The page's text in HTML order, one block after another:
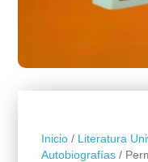
Inicio/ Literatura
Autobiografías/